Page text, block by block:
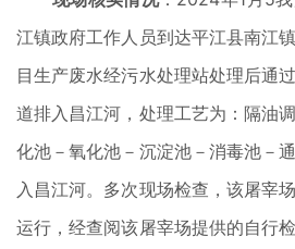
江镇政府工作人员到达平江县南江
目生产废水经污水处理站处理后通
道排入昌江河，处理工艺为：隔油
化池－氧化池－沉淀池－消毒池－
入昌江河。多次现场检查，该屠宰
运行，经查阅该屠宰场提供的自行